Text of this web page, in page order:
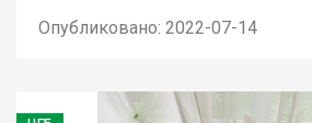
Опубликовано: 2022-07-14